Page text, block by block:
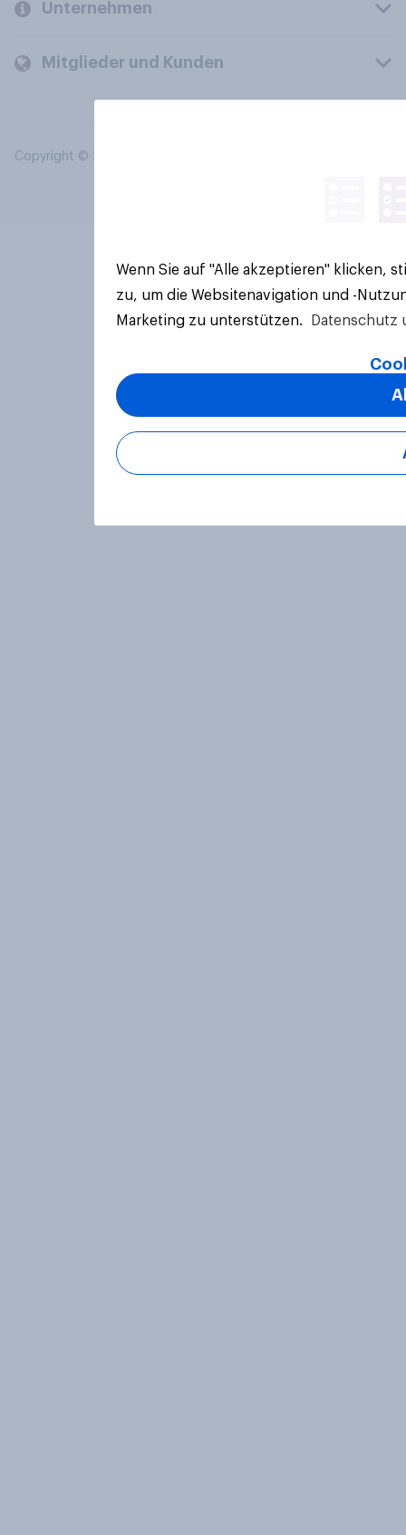
Unternehmen
Mitglieder und Kunden
Copyright © 2026 YouGov PLC. Alle Rechte vorbehalten.
Wenn Sie auf "Alle akzeptieren" klicken,
zu, um die Websitenavigation und -
Marketing zu unterstützen.
Datenschutz